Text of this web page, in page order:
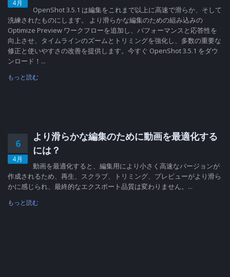
4月
OpenShot 3.5.1 は編集をこれまで以上に高速で滑らか、そして
洗練されたものにします。 より滑らかな編集のための組み込みの
Optimize Preview ワークフローを追加し、パフォーマンスと応答性を
向上させ、タイムラインのズームとトリミングを強化し、多数の重要な
修正と使いやすさの改善を提供します。今すぐ OpenShot 3.5.1 をダウ
ンロード！...
もっと読む
6
4月
より滑らかな編集のために動画を最適化する
には？
動画を最適化すると、編集用により小さく高速なバージョンが
作成されるため、再生、スクラブ、トリミング、プレビューがより滑ら
かに感じられ、最終的なエクスポート品質は変わりません。...
もっと読む